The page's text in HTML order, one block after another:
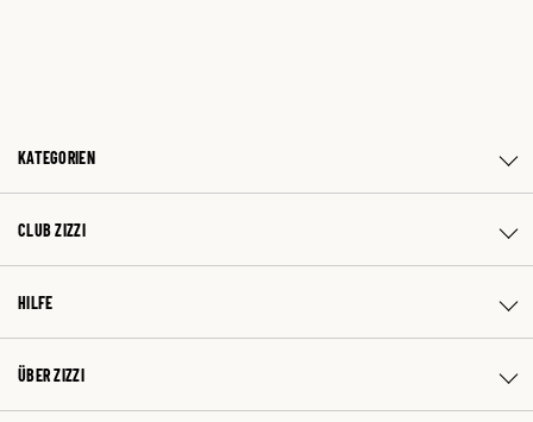
KATEGORIEN
CLUB ZIZZI
HILFE
ÜBER ZIZZI